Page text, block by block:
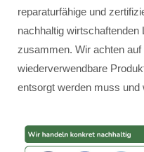
reparaturfähige und
nachhaltig wirtschaftenden
zusammen. Wir achten
wiederverwendbare
entsorgt werden muss und